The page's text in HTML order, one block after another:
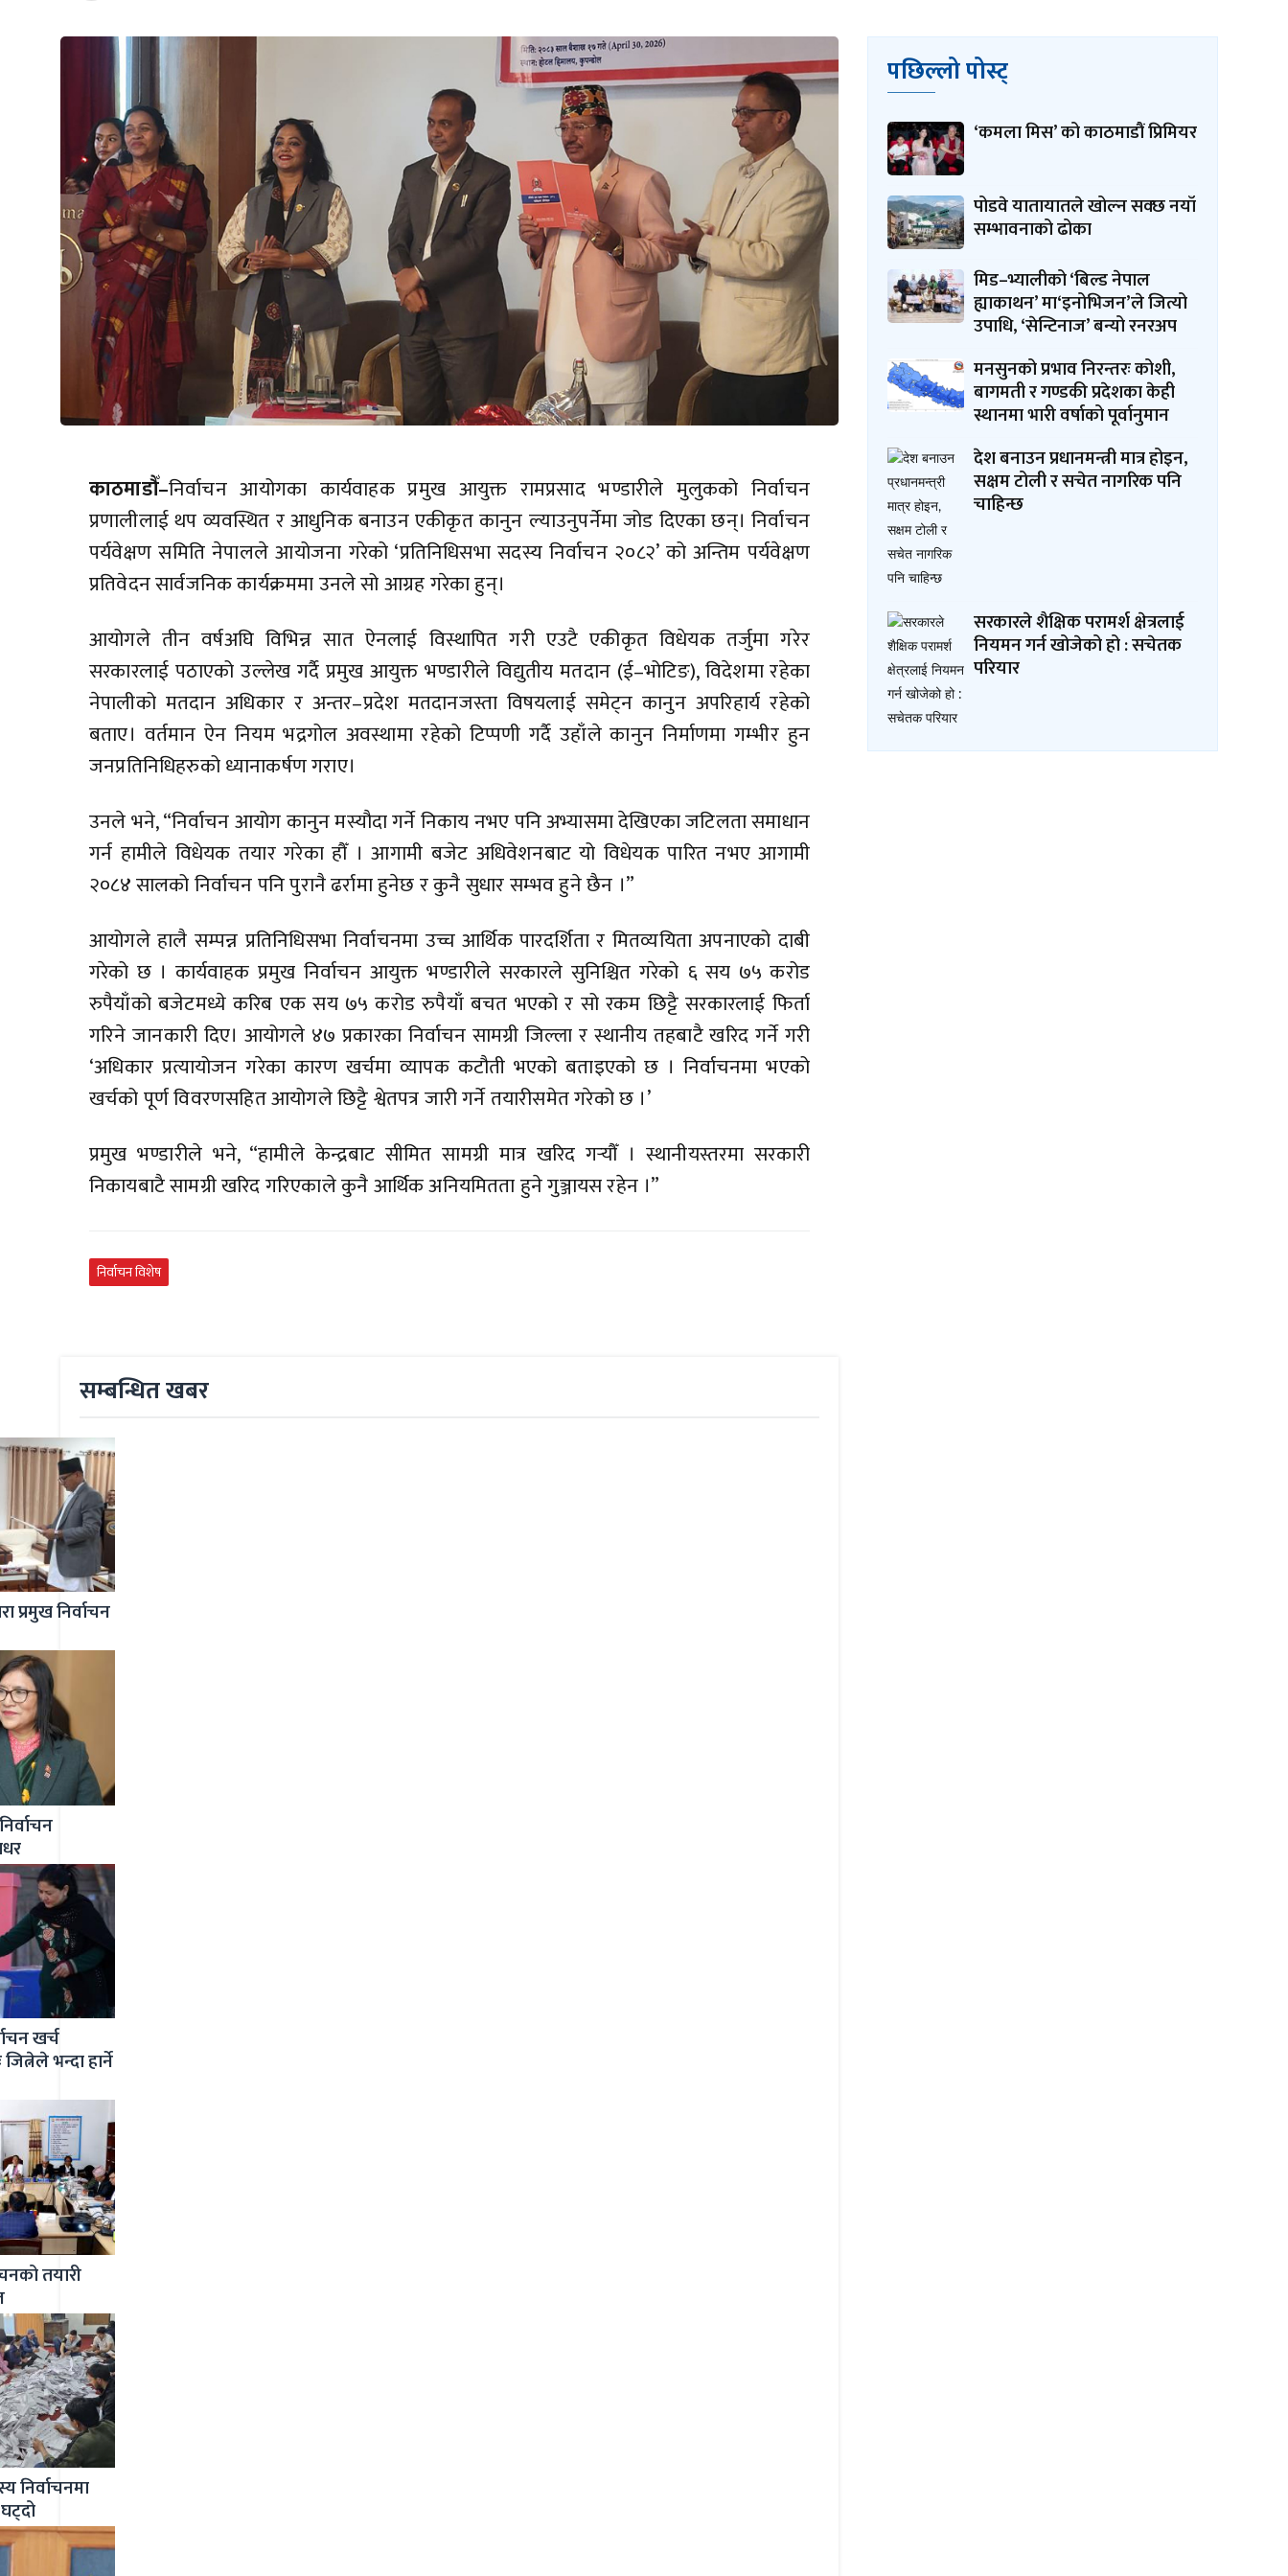
काठमाडौँ–निर्वाचन आयोगका कार्यवाहक प्रमुख आयुक्त रामप्रसाद भण्डारीले मुलुकको निर्वाचन
प्रणालीलाई थप व्यवस्थित र आधुनिक बनाउन एकीकृत कानुन ल्याउनुपर्नेमा जोड दिएका छन्। निर्वाचन
पर्यवेक्षण समिति नेपालले आयोजना गरेको ‘प्रतिनिधिसभा सदस्य निर्वाचन २०८२’ को अन्तिम पर्यवेक्षण
प्रतिवेदन सार्वजनिक कार्यक्रममा उनले सो आग्रह गरेका हुन्।
आयोगले तीन वर्षअघि विभिन्न सात ऐनलाई विस्थापित गरी एउटै एकीकृत विधेयक तर्जुमा गरेर
सरकारलाई पठाएको उल्लेख गर्दै प्रमुख आयुक्त भण्डारीले विद्युतीय मतदान (ई–भोटिङ), विदेशमा रहेका
नेपालीको मतदान अधिकार र अन्तर–प्रदेश मतदानजस्ता विषयलाई समेट्न कानुन अपरिहार्य रहेको
बताए। वर्तमान ऐन नियम भद्रगोल अवस्थामा रहेको टिप्पणी गर्दै उहाँले कानुन निर्माणमा गम्भीर हुन
जनप्रतिनिधिहरुको ध्यानाकर्षण गराए।
उनले भने, “निर्वाचन आयोग कानुन मस्यौदा गर्ने निकाय नभए पनि अभ्यासमा देखिएका जटिलता समाधान
गर्न हामीले विधेयक तयार गरेका हौँ । आगामी बजेट अधिवेशनबाट यो विधेयक पारित नभए आगामी
२०८४ सालको निर्वाचन पनि पुरानै ढर्रामा हुनेछ र कुनै सुधार सम्भव हुने छैन ।”
आयोगले हालै सम्पन्न प्रतिनिधिसभा निर्वाचनमा उच्च आर्थिक पारदर्शिता र मितव्ययिता अपनाएको दाबी
गरेको छ । कार्यवाहक प्रमुख निर्वाचन आयुक्त भण्डारीले सरकारले सुनिश्चित गरेको ६ सय ७५ करोड
रुपैयाँको बजेटमध्ये करिब एक सय ७५ करोड रुपैयाँ बचत भएको र सो रकम छिट्टै सरकारलाई फिर्ता
गरिने जानकारी दिए। आयोगले ४७ प्रकारका निर्वाचन सामग्री जिल्ला र स्थानीय तहबाटै खरिद गर्ने गरी
‘अधिकार प्रत्यायोजन गरेका कारण खर्चमा व्यापक कटौती भएको बताइएको छ । निर्वाचनमा भएको
खर्चको पूर्ण विवरणसहित आयोगले छिट्टै श्वेतपत्र जारी गर्ने तयारीसमेत गरेको छ ।’
प्रमुख भण्डारीले भने, “हामीले केन्द्रबाट सीमित सामग्री मात्र खरिद गर्‍यौँ । स्थानीयस्तरमा सरकारी
निकायबाटै सामग्री खरिद गरिएकाले कुनै आर्थिक अनियमितता हुने गुञ्जायस रहेन ।”
निर्वाचन विशेष
सम्बन्धित खबर
पछिल्लो पोस्ट्
‘कमला मिस’ को काठमाडौं प्रिमियर
पोडवे यातायातले खोल्न सक्छ नयाँ
सम्भावनाको ढोका
मिड–भ्यालीको ‘बिल्ड नेपाल
ह्याकाथन’ मा‘इनोभिजन’ले जित्यो
उपाधि, ‘सेन्टिनाज’ बन्यो रनरअप
मनसुनको प्रभाव निरन्तरः कोशी,
बागमती र गण्डकी प्रदेशका केही
स्थानमा भारी वर्षाको पूर्वानुमान
देश बनाउन प्रधानमन्त्री मात्र होइन,
सक्षम टोली र सचेत नागरिक पनि
चाहिन्छ
सरकारले शैक्षिक परामर्श क्षेत्रलाई
नियमन गर्न खोजेको हो : सचेतक
परियार